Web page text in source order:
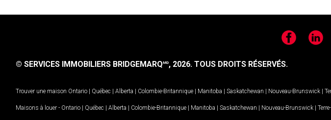
FacebookLinkedIn
© SERVICES IMMOBILIERS BRIDGEMARQMD, 2026. TOUS DROITS RÉSERVÉS.
Trouver une maison Ontario | Québec | Alberta | Colombie-Britannique | Manitoba | Saskatchewan | Nouveau-Brunswick |
Maisons à louer - Ontario | Québec | Alberta | Colombie-Britannique | Manitoba | Saskatchewan | Nouveau-Brunswick |